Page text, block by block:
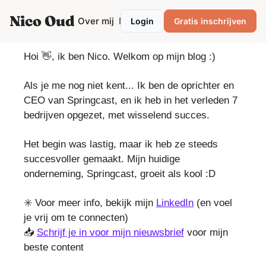
Nico Oud
Categories
Categories
Marketing
Personal development
Podcasting
Productiviteit
Strategie
VrijMiPost
Over mij Mentor/Coach
Login Gratis inschrijven
Hoi 👋, ik ben Nico. Welkom op mijn blog :)
Als je me nog niet kent... Ik ben de oprichter en
CEO van Springcast, en ik heb in het verleden 7
bedrijven opgezet, met wisselend succes.
Het begin was lastig, maar ik heb ze steeds
succesvoller gemaakt. Mijn huidige
onderneming, Springcast, groeit als kool :D
✳️ Voor meer info, bekijk mijn LinkedIn (en voel
je vrij om te connecten)
📥 Schrijf je in voor mijn nieuwsbrief voor mijn
beste content